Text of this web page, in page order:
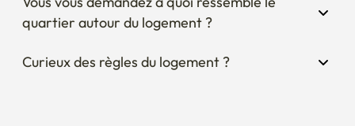
quartier autour du logement ?
Curieux des règles du logement ?